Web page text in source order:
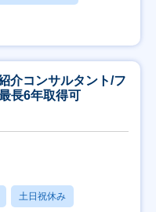
介コンサルタント/フ
長6年取得可
土日祝休み